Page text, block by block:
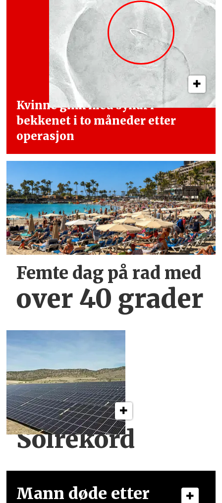
Kvinne gikk med synål i
bekkenet i to måneder etter
operasjon
Femte dag på rad med
over 40 grader
Solrekord
Mann døde etter